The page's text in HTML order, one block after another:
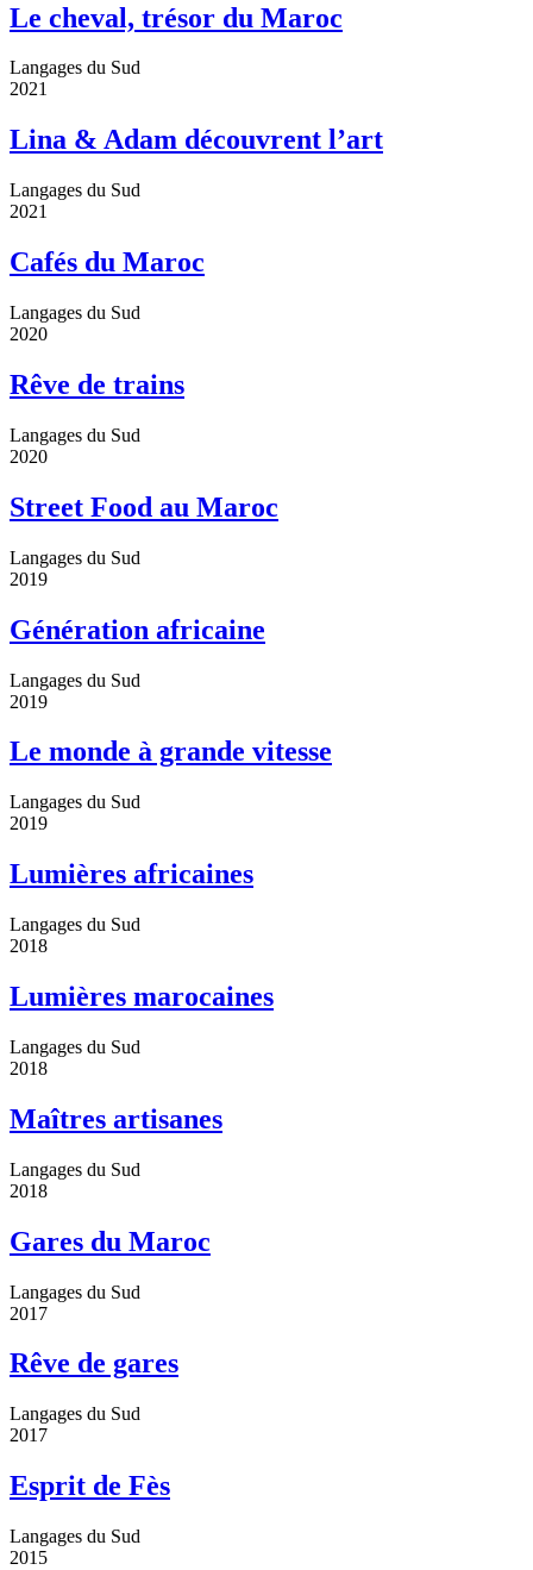
Le cheval, trésor du Maroc
Langages du Sud
2021
Lina & Adam découvrent l’art
Langages du Sud
2021
Cafés du Maroc
Langages du Sud
2020
Rêve de trains
Langages du Sud
2020
Street Food au Maroc
Langages du Sud
2019
Génération africaine
Langages du Sud
2019
Le monde à grande vitesse
Langages du Sud
2019
Lumières africaines
Langages du Sud
2018
Lumières marocaines
Langages du Sud
2018
Maîtres artisanes
Langages du Sud
2018
Gares du Maroc
Langages du Sud
2017
Rêve de gares
Langages du Sud
2017
Esprit de Fès
Langages du Sud
2015